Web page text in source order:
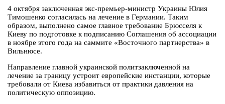
4 октября заключенная экс-премьер-министр Украины Юлия
Тимошенко согласилась на лечение в Германии. Таким
образом, выполнено самое главное требование Брюсселя к
Киеву по подготовке к подписанию Соглашения об ассоциации
в ноябре этого года на саммите «Восточного партнерства» в
Вильнюсе.
Направление главной украинской политзаключенной на
лечение за границу устроит европейские инстанции, которые
требовали от Киева избавиться от практики давления на
политическую оппозицию.